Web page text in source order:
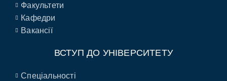
Факультети
Кафедри
Вакансії
ВСТУП ДО УНІВЕРСИТЕТУ
Спеціальності